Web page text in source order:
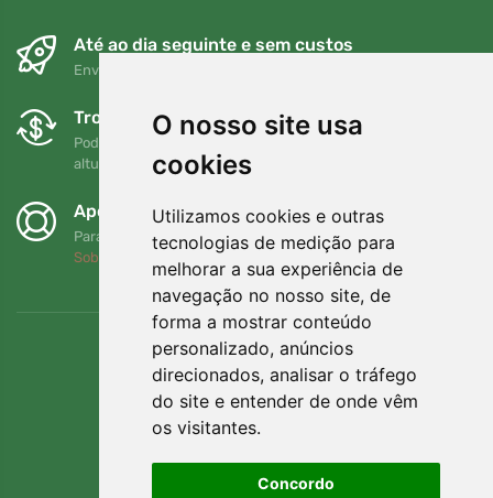
O nosso site usa
cookies
Utilizamos cookies e outras
tecnologias de medição para
melhorar a sua experiência de
navegação no nosso site, de
forma a mostrar conteúdo
personalizado, anúncios
direcionados, analisar o tráfego
do site e entender de onde vêm
os visitantes.
Concordo
Até ao dia seguinte e sem custos
Envio gratuito para encomendas superiores a 80 EUR
Trocas e devoluções gratuitas
Pode devolver ou trocar a sua encomenda em qualquer
altura no prazo de 90 dias
Apoiamos a Trees.org
Para cada encomenda plantamos uma árvore! Leia mais
Sobre nós